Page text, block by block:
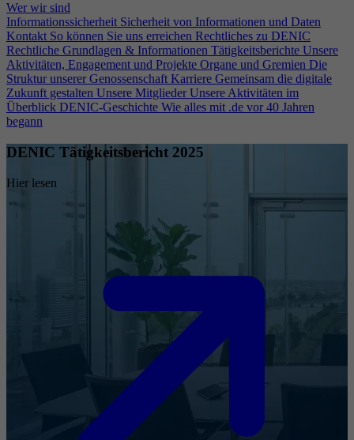
Wer wir sind
Informationssicherheit Sicherheit von Informationen und Daten
Kontakt So können Sie uns erreichen Rechtliches zu DENIC
Rechtliche Grundlagen & Informationen Tätigkeitsberichte Unsere
Aktivitäten, Engagement und Projekte Organe und Gremien Die
Struktur unserer Genossenschaft Karriere Gemeinsam die digitale
Zukunft gestalten Unsere Mitglieder Unsere Aktivitäten im
Überblick DENIC-Geschichte Wie alles mit .de vor 40 Jahren
begann
DENIC Tätigkeitsbericht 2025
Hier lesen